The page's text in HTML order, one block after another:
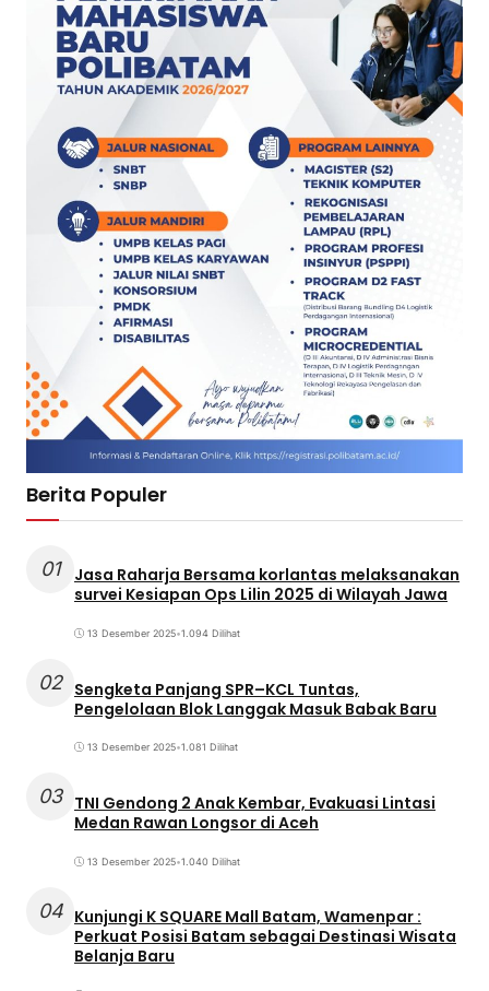
Berita Populer
01
Jasa Raharja Bersama korlantas melaksanakan
survei Kesiapan Ops Lilin 2025 di Wilayah Jawa
13 Desember 2025•1.094 Dilihat
02 Sengketa Panjang SPR–KCL Tuntas,
Pengelolaan Blok Langgak Masuk Babak Baru
13 Desember 2025•1.081 Dilihat
03 TNI Gendong 2 Anak Kembar, Evakuasi Lintasi
Medan Rawan Longsor di Aceh
13 Desember 2025•1.040 Dilihat
04 Kunjungi K SQUARE Mall Batam, Wamenpar :
Perkuat Posisi Batam sebagai Destinasi Wisata
Belanja Baru